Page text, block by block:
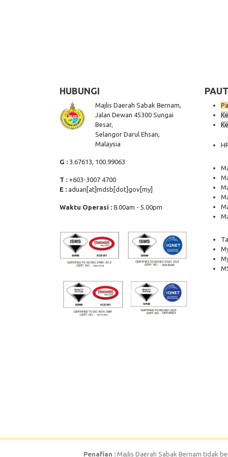
HUBUNGI
Majlis Daerah Sabak Bernam,
Jalan Dewan 45300 Sungai
Besar,
Selangor Darul Ehsan,
Malaysia
G : 3.67613, 100.99063
T : +603-3007 4700
E : aduan[at]mdsb[dot]gov[my]
Waktu Operasi : 8.00am - 5.00pm
Penafian : Majlis Daerah Sabak Bernam tidak